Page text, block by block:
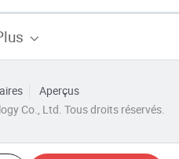
Aperçus
Co., Ltd. Tous droits réservés.